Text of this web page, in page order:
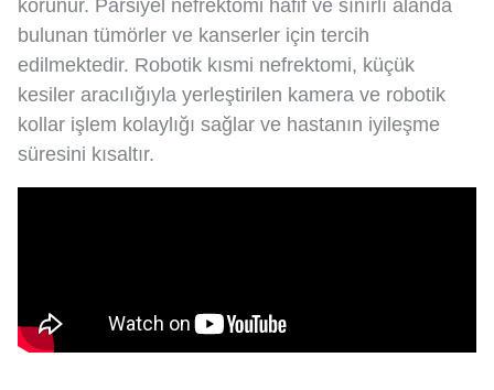
korunur. Parsiyel nefrektomi hafif ve sınırlı alanda
bulunan tümörler ve kanserler için tercih
edilmektedir. Robotik kısmi nefrektomi, küçük
kesiler aracılığıyla yerleştirilen kamera ve robotik
kollar işlem kolaylığı sağlar ve hastanın iyileşme
süresini kısaltır.